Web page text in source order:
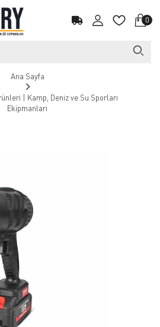
0
Ana Sayfa
| Kamp, Deniz ve Su Sporları
Ekipmanları